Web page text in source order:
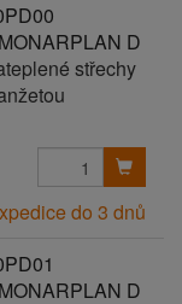
D
střechy
do 3 dnů
D